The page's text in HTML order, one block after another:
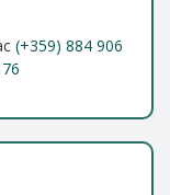
(+359) 884 906